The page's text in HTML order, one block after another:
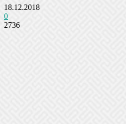
18.12.2018
0
2736